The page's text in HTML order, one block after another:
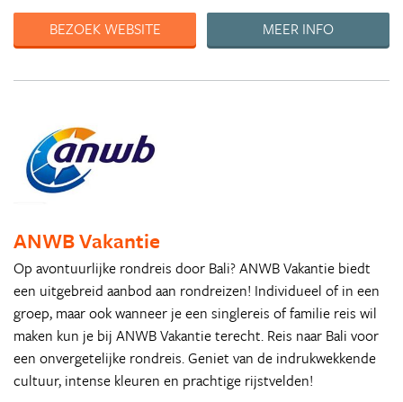
BEZOEK WEBSITE
MEER INFO
ANWB Vakantie
Op avontuurlijke rondreis door Bali? ANWB Vakantie biedt
een uitgebreid aanbod aan rondreizen! Individueel of in een
groep, maar ook wanneer je een singlereis of familie reis wil
maken kun je bij ANWB Vakantie terecht. Reis naar Bali voor
een onvergetelijke rondreis. Geniet van de indrukwekkende
cultuur, intense kleuren en prachtige rijstvelden!